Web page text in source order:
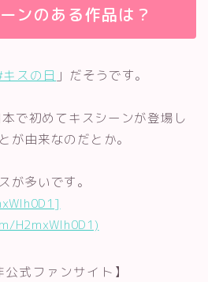
ンのある作品は？
キスの日 」だそうです。
で初めてキスシーンが登場し
が由来なのだとか。
が多いです。
式ファンサイト】